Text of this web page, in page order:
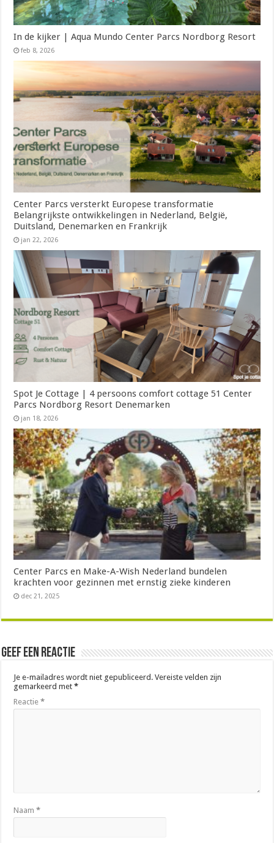
In de kijker | Aqua Mundo Center Parcs Nordborg Resort
feb 8, 2026
Center Parcs versterkt Europese transformatie
Belangrijkste ontwikkelingen in Nederland, België,
Duitsland, Denemarken en Frankrijk
jan 22, 2026
Spot Je Cottage | 4 persoons comfort cottage 51 Center
Parcs Nordborg Resort Denemarken
jan 18, 2026
Center Parcs en Make-A-Wish Nederland bundelen
krachten voor gezinnen met ernstig zieke kinderen
dec 21, 2025
Geef een reactie
Je e-mailadres wordt niet gepubliceerd. Vereiste velden zijn
gemarkeerd met*
Reactie*
Naam*